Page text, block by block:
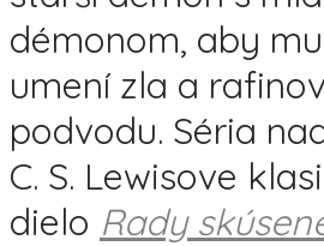
démonom, aby
umení zla a
podvodu. Séria
C. S. Lewisove
dielo Rady